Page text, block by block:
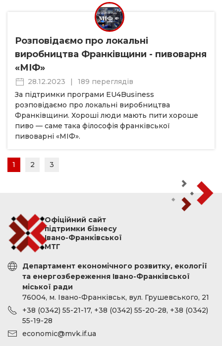
Розповідаємо про локальні
виробництва Франківщини - пивоварня
«МІФ»
28.12.2023
189 переглядів
За підтримки програми EU4Business
розповідаємо про локальні виробництва
Франківщини. Хороші люди мають пити хороше
пиво — саме така філософія франківської
пивоварні «МІФ».
1 2 3
Офіційний сайт
підтримки бізнесу
Івано-Франківської
МТГ
Департамент економічного розвитку, екології
та енергозбереження Івано-Франківської
міської ради
76004, м. Івано-Франківськ, вул. Грушевського, 21
+38 (0342) 55-21-17, +38 (0342) 55-20-28, +38 (0342)
55-19-28
economic@mvk.if.ua